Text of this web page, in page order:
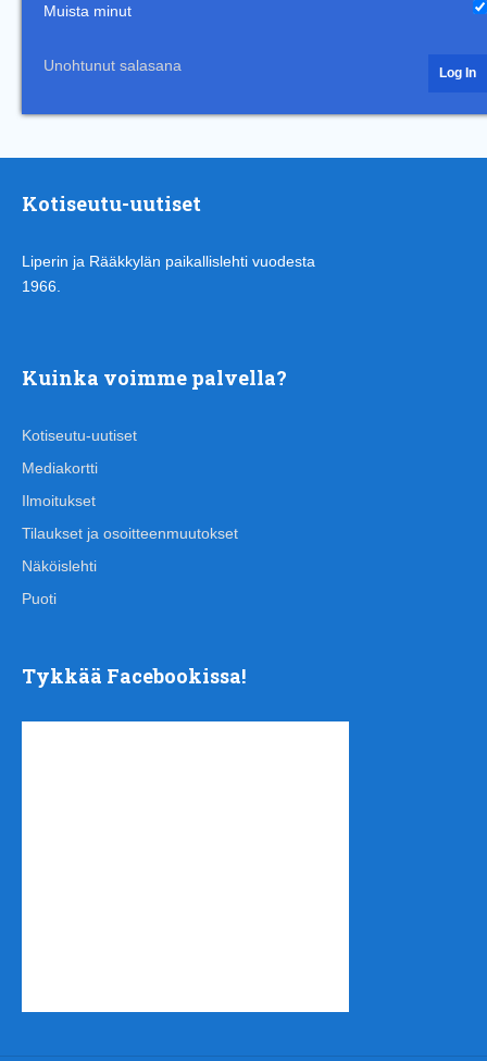
Muista minut
Unohtunut salasana
Kotiseutu-uutiset
Liperin ja Rääkkylän paikallislehti vuodesta
1966.
Kuinka voimme palvella?
Kotiseutu-uutiset
Mediakortti
Ilmoitukset
Tilaukset ja osoitteenmuutokset
Näköislehti
Puoti
Tykkää Facebookissa!